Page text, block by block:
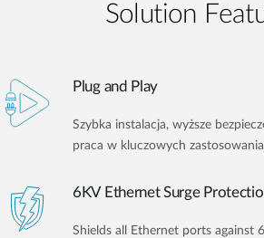
Solution
Plug and Play
Szybka instalacja, wyższe
praca w kluczowych
6KV Ethernet Surge
Shields all Ethernet ports against